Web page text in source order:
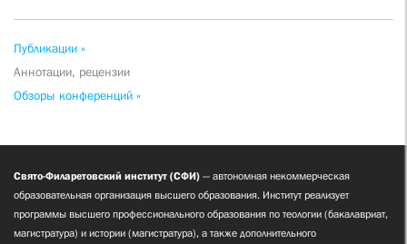
Публикации »
Аннотации, рецензии
Обзоры конференций »
Свято-Филаретовский институт (СФИ) — автономная некоммерческая
образовательная организация высшего образования. Институт реализует
программы высшего профессионального образования по теологии (бакалавриат,
магистратура) и истории (магистратура), а также дополнительного